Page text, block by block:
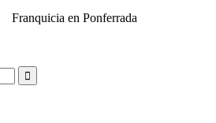
Franquicia en Ponferrada